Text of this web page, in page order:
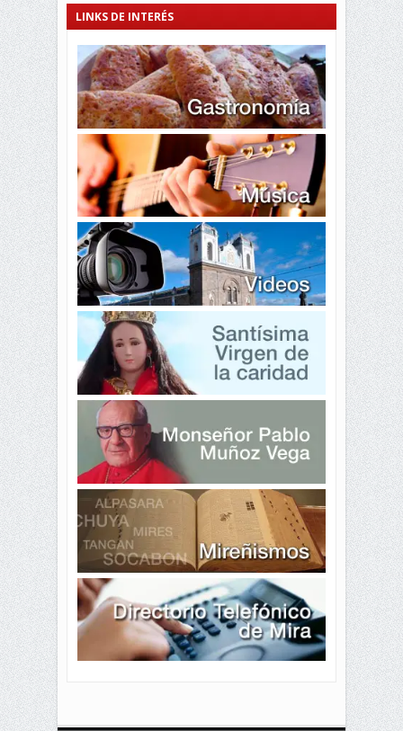
LINKS DE INTERÉS